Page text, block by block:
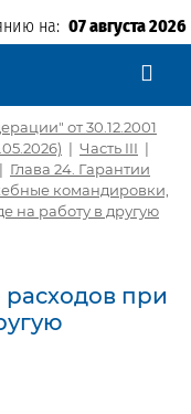
на: 07 августа 2026
от 30.12.2001
| Часть III |
| Глава 24. Гарантии
командировки,
на работу в другую
при